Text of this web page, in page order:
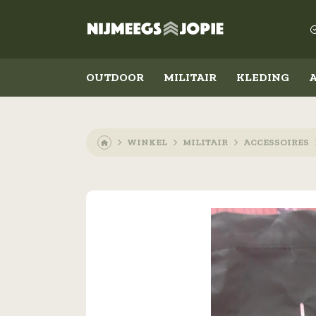
OUTDOOR MILITAIR KLEDING
Outdoor Militair
Schoenen
Accessoires
Emblemen
Militaire rangen
Overig
WINKEL MILITAIR ACCESSOIRES